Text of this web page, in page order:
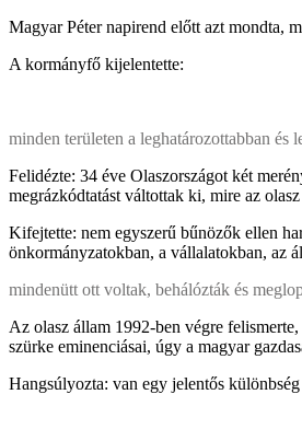
Magyar Péter napirend előtt azt mondta,
A kormányfő kijelentette:
minden területen a leghatározottabban
Felidézte: 34 éve Olaszországot két
megrázkódtatást váltottak ki, mire az
Kifejtette: nem egyszerű bűnözők ellen
önkormányzatokban, a vállalatokban, az
mindenütt ott voltak, behálózták és
Az olasz állam 1992-ben végre
szürke eminenciásai, úgy a magyar
Hangsúlyozta: van egy jelentős